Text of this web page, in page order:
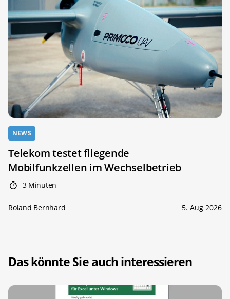
NEWS
Telekom testet fliegende
Mobilfunkzellen im Wechselbetrieb
3 Minuten
Roland Bernhard 5. Aug 2026
Das könnte Sie auch interessieren